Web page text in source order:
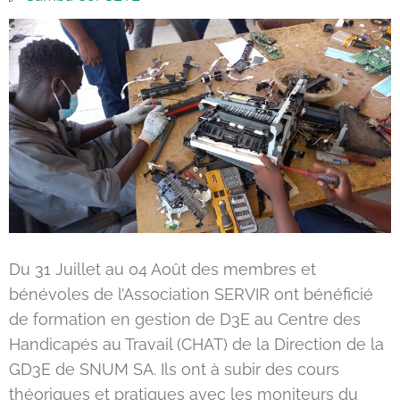
Du 31 Juillet au 04 Août des membres et
bénévoles de l’Association SERVIR ont bénéficié
de formation en gestion de D3E au Centre des
Handicapés au Travail (CHAT) de la Direction de la
GD3E de SNUM SA. Ils ont à subir des cours
théoriques et pratiques avec les moniteurs du